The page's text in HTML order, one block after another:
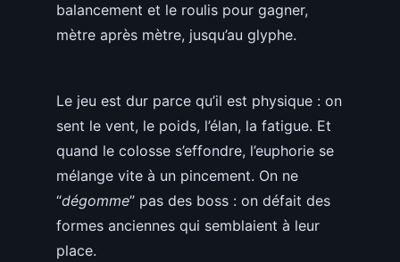
balancement et le roulis pour gagner,
mètre après mètre, jusqu’au glyphe.
Le jeu est dur parce qu’il est physique : on
sent le vent, le poids, l’élan, la fatigue. Et
quand le colosse s’effondre, l’euphorie se
mélange vite à un pincement. On ne
“dégomme” pas des boss : on défait des
formes anciennes qui semblaient à leur
place.